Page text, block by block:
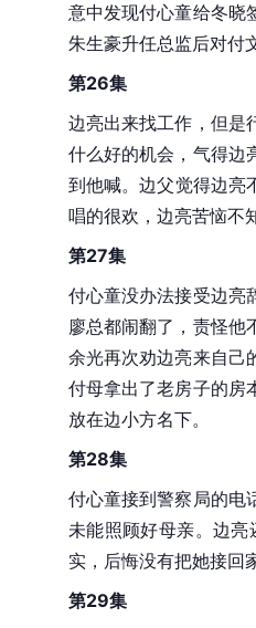
意中发现付心童给冬晓
朱生豪升任总监后对付
第26集
边亮出来找工作，但是
什么好的机会，气得边
到他喊。边父觉得边亮
唱的很欢，边亮苦恼不
第27集
付心童没办法接受边亮
廖总都闹翻了，责怪他
余光再次劝边亮来自己
付母拿出了老房子的房
放在边小方名下。
第28集
付心童接到警察局的电
未能照顾好母亲。边
实，后悔没有把她接回
第29集